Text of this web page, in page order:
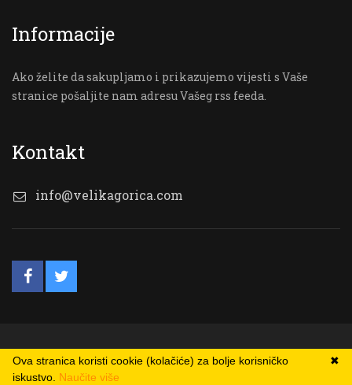
Informacije
Ako želite da sakupljamo i prikazujemo vijesti s Vaše
stranice pošaljite nam adresu Vašeg rss feeda.
Kontakt
info@velikagorica.com
© VG Online ✖
Ova stranica koristi cookie (kolačiće) za bolje korisničko
iskustvo. Naučite više